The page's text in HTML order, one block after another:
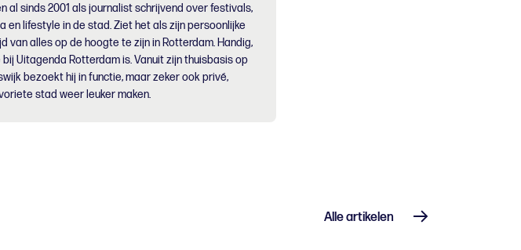
al sinds 2001 als journalist schrijvend over festivals,
en lifestyle in de stad. Ziet het als zijn persoonlijke
van alles op de hoogte te zijn in Rotterdam. Handig,
Uitagenda Rotterdam is. Vanuit zijn thuisbasis op
bezoekt hij in functie, maar zeker ook privé,
stad weer leuker maken.
Alle artikelen